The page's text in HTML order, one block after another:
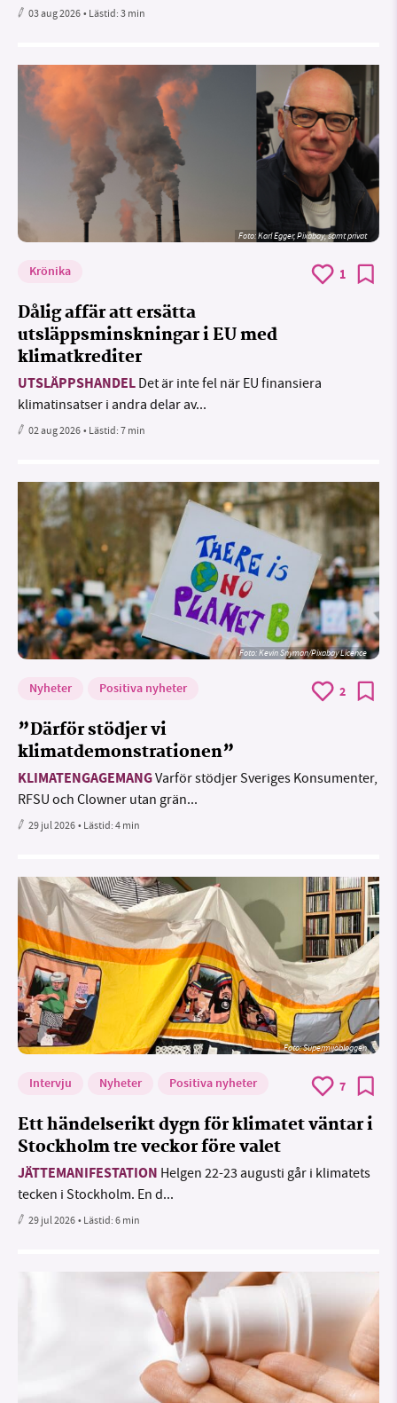
03 aug 2026• Lästid:3 min
Foto:Karl Egger, Pixabay, samt privat
Krönika 1
Dålig affär att ersätta
utsläppsminskningar i EU med
klimatkrediter
UTSLÄPPSHANDEL Det är inte fel när EU finansiera
klimatinsatser i andra delar av...
02 aug 2026• Lästid:7 min
Foto:Kevin Snyman/Pixabay Licence
Nyheter Positiva nyheter 2
”Därför stödjer vi
klimatdemonstrationen”
KLIMATENGAGEMANGVarför stödjer Sveriges Konsumenter,
RFSU och Clowner utan grän...
29 jul 2026• Lästid:4 min
Foto: Supermijöbloggen
Intervju Nyheter Positiva nyheter 7
Ett händelserikt dygn för klimatet väntar i
Stockholm tre veckor före valet
JÄTTEMANIFESTATION Helgen 22-23 augusti går i klimatets
tecken i Stockholm. En d...
29 jul 2026• Lästid:6 min